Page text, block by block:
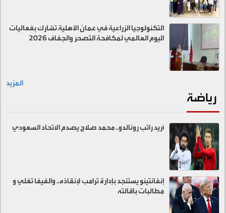
التكنولوجيا الزراعية في عمان الأهلية تشارك بفعاليات
اليوم العالمي لمكافحة التصحر والجفاف 2026
المزيد
رياضة
أريد راتب رونالدو.. محمد صلاح يصدم الاتحاد السعودي
إنفانتينو يستنجد بإدارة ترامب لإنقاذه.. والفيفا تغلي و
مطالبات باقالته